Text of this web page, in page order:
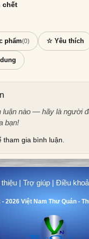
chết
phẩm(0) ☆ Yêu thích
luận nào — hãy là người
bạn!
tham gia bình luận.
| Trợ giúp| Điều
2026 Việt Nam Thư Quán -